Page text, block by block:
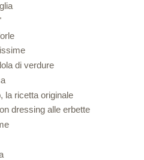
di verdure
la ricetta originale
dressing alle erbette